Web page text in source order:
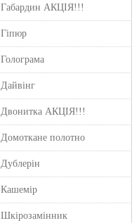
Габардин АКЦІЯ!!!
Гіпюр
Голограма
Дайвінг
Двонитка АКЦІЯ!!!
Домоткане полотно
Дублерін
Кашемір
Шкірозамінник